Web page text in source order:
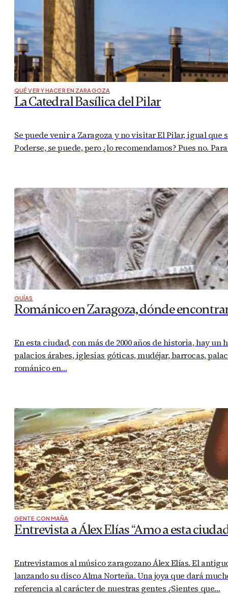
QUÉ VER Y HACER EN ZARAGOZA
La Catedral Basílica del Pilar
Se puede venir a Zaragoza y no visitar El Pilar, igual que
Poderse, se puede, pero ¿lo recomendamos? Pues no.
GUÍAS
Románico en Zaragoza, dónde
En esta ciudad, con más de 2000 años de historia, hay
palacios árabes, iglesias góticas, mudéjar, barrocas,
románico en…
GENTE CON MAÑA
Entrevista a Álex Elías “Amo a esta
Entrevistamos al músico zaragozano Álex Elías. El
lanzando su disco Alma Norteña. Una joya que dará
referencia al carácter de nuestras gentes ¿Sientes que…